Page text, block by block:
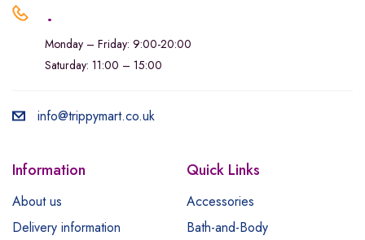
.
Monday – Friday: 9:00-20:00
Saturday: 11:00 – 15:00
info@trippymart.co.uk
Information
About us
Delivery information
Quick Links
Accessories
Bath-and-Body